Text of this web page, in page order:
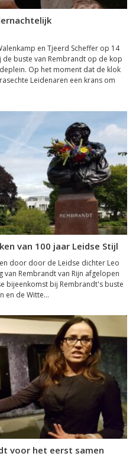
en Tjeerd Scheffer op 14
buste van Rembrandt op de kop
Op het moment dat de klok
Leidenaren een krans om
van 100 jaar Leidse Stijl
door door de Leidse dichter Leo
Rembrandt van Rijn afgelopen
bijeenkomst bij Rembrandt's buste
en de Witte...
voor het eerst samen